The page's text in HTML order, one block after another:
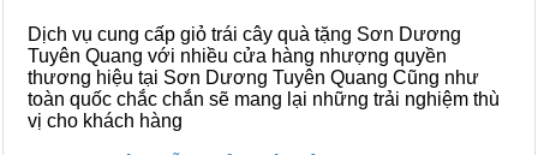
Dịch vụ cung cấp giỏ trái cây quà tặng Sơn Dương
Tuyên Quang với nhiều cửa hàng nhượng quyền
thương hiệu tại Sơn Dương Tuyên Quang Cũng như
toàn quốc chắc chắn sẽ mang lại những trải nghiệm thù
vị cho khách hàng